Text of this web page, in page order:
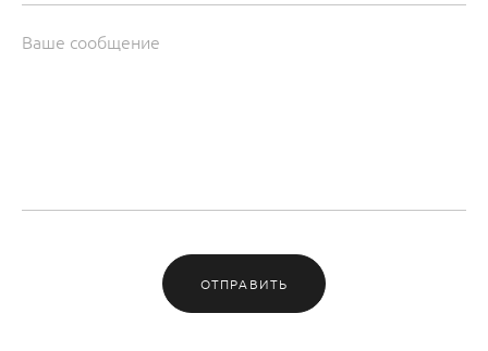
ОТПРАВИТЬ